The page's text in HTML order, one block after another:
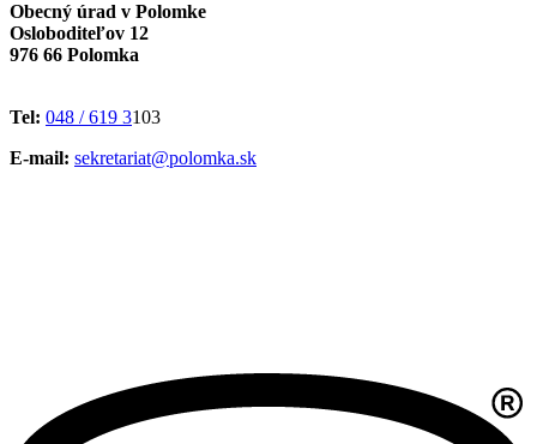
Obecný úrad v Polomke
Osloboditeľov 12
976 66 Polomka
Tel: 048 / 619 3103
E-mail: sekretariat@polomka.sk